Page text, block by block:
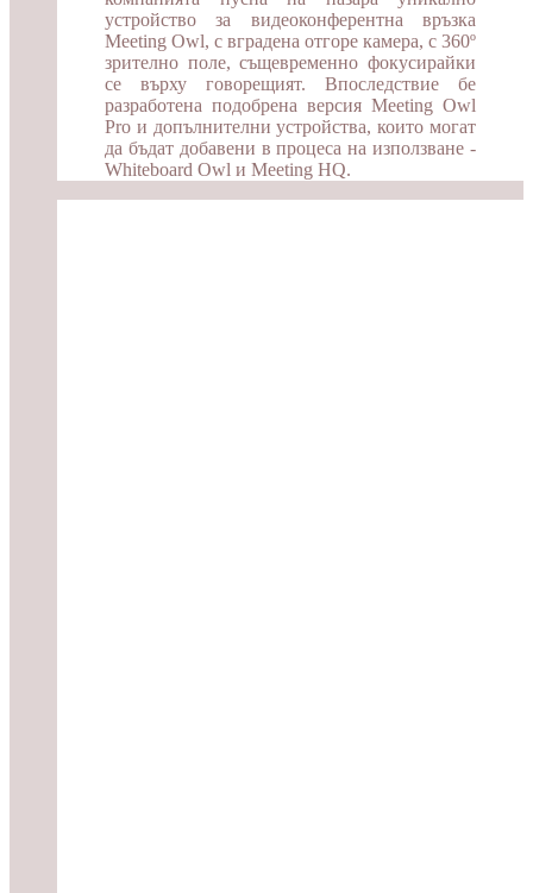
устройство за видеоконферентна връзка
Meeting Owl, с вградена отгоре камера, с 360º
зрително поле, същевременно фокусирайки
се върху говорещият. Впоследствие бе
разработена подобрена версия Meeting Owl
Pro и допълнителни устройства, които могат
да бъдат добавени в процеса на използване -
Whiteboard Owl и Meeting HQ.